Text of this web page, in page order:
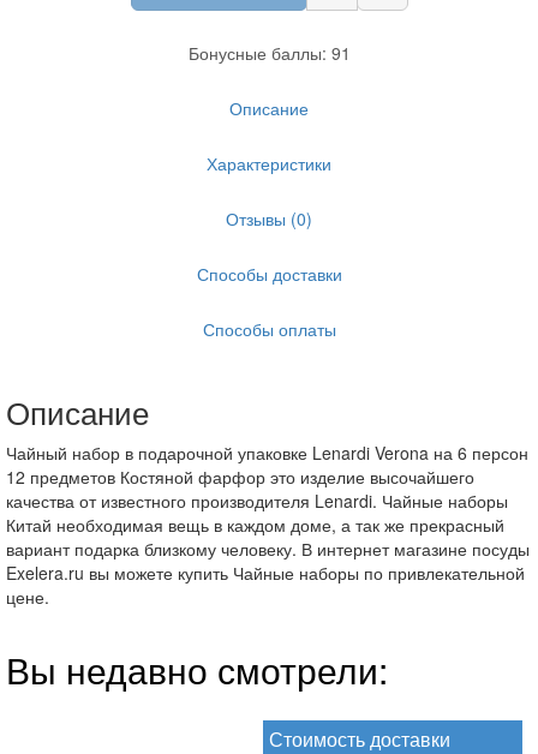
Бонусные баллы: 91
Описание
Характеристики
Отзывы (0)
Способы доставки
Способы оплаты
Описание
Чайный набор в подарочной упаковке Lenardi Verona на 6 персон
12 предметов Костяной фарфор это изделие высочайшего
качества от известного производителя Lenardi. Чайные наборы
Китай необходимая вещь в каждом доме, а так же прекрасный
вариант подарка близкому человеку. В интернет магазине посуды
Exelera.ru вы можете купить Чайные наборы по привлекательной
цене.
Вы недавно смотрели:
Стоимость доставки